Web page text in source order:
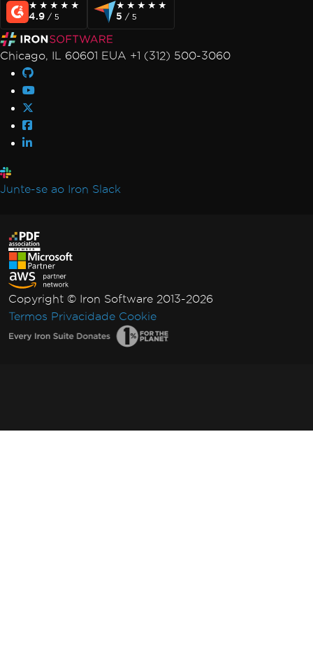
★★★★★
★★★★★
4.9 / 5
★★★★★
★★★★★
5 / 5
Chicago, IL 60601 EUA +1 (312) 500-3060
Junte-se ao Iron Slack
Copyright © Iron Software 2013-2026
Termos Privacidade Cookie